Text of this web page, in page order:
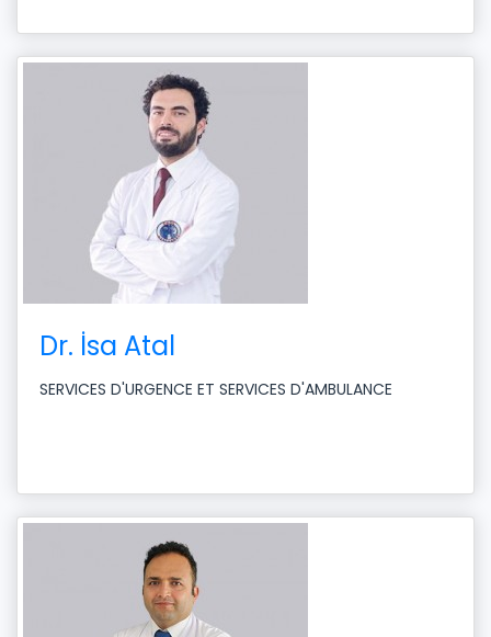
Dr. İsa Atal
SERVICES D'URGENCE ET SERVICES D'AMBULANCE